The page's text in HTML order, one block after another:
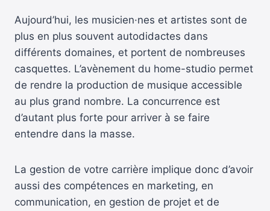
Aujourd’hui, les musicien·nes et artistes sont de
plus en plus souvent autodidactes dans
différents domaines, et portent de nombreuses
casquettes. L’avènement du home-studio permet
de rendre la production de musique accessible
au plus grand nombre. La concurrence est
d’autant plus forte pour arriver à se faire
entendre dans la masse.
La gestion de votre carrière implique donc d’avoir
aussi des compétences en marketing, en
communication, en gestion de projet et de